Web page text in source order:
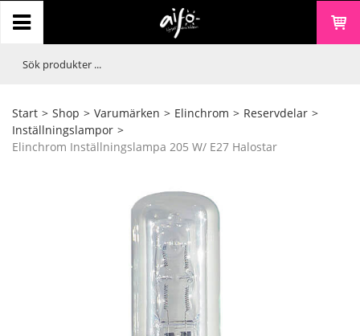
Start > Shop > Varumärken > Elinchrom > Reservdelar >
Inställningslampor >
Elinchrom Inställningslampa 205 W/ E27 Halostar